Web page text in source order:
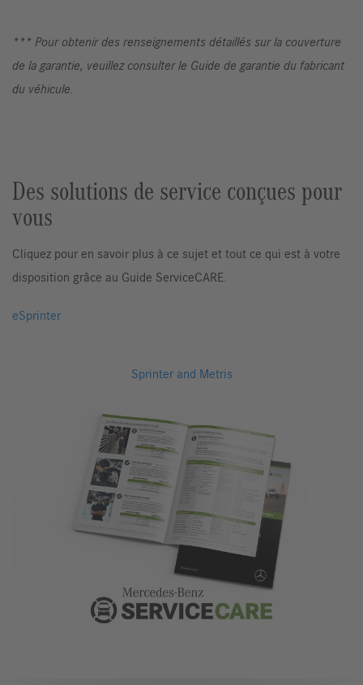
*** Pour obtenir des renseignements détaillés sur la couverture
de la garantie, veuillez consulter le Guide de garantie du fabricant
du véhicule.
Des solutions de service conçues pour
vous
Cliquez pour en savoir plus à ce sujet et tout ce qui est à votre
disposition grâce au Guide ServiceCARE.
eSprinter
Sprinter and Metris